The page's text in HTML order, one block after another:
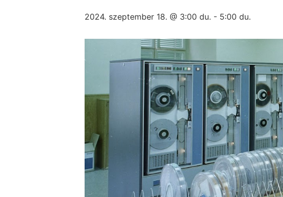
2024. szeptember 18. @ 3:00 du. - 5:00 du.